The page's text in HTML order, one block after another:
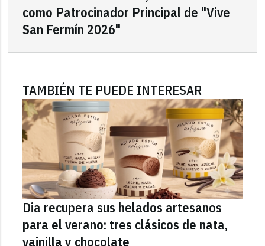
como Patrocinador Principal de "Vive
San Fermín 2026"
TAMBIÉN TE PUEDE INTERESAR
Dia recupera sus helados artesanos
para el verano: tres clásicos de nata,
vainilla y chocolate